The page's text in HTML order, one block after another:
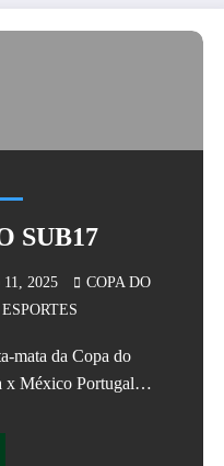
SUB17
2025
COPA DO
ESPORTES
mata da Copa do
x México Portugal…